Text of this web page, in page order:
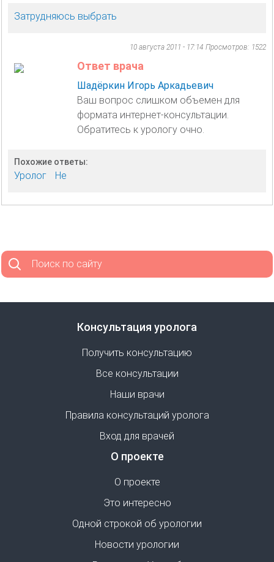
Затрудняюсь выбрать
10 августа 2011 - 17:14 Просмотров: 1522
Ответ врача
Шадёркин Игорь Аркадьевич
Ваш вопрос слишком объемен для
формата интернет-консультации.
Обратитесь к урологу очно.
Похожие ответы:
Уролог Не
Поиск по сайту
Консультация уролога
Получить консультацию
Все консультации
Наши врачи
Правила консультаций уролога
Вход для врачей
О проекте
О проекте
Это интересно
Одной строкой об урологии
Новости урологии